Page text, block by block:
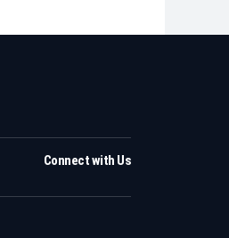
Connect with Us